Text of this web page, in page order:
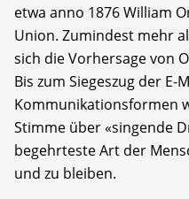
etwa anno 1876 William
Union. Zumindest mehr
sich die Vorhersage von
Bis zum Siegeszug der
Kommunikationsformen
Stimme über «singende
begehrteste Art der
und zu bleiben.